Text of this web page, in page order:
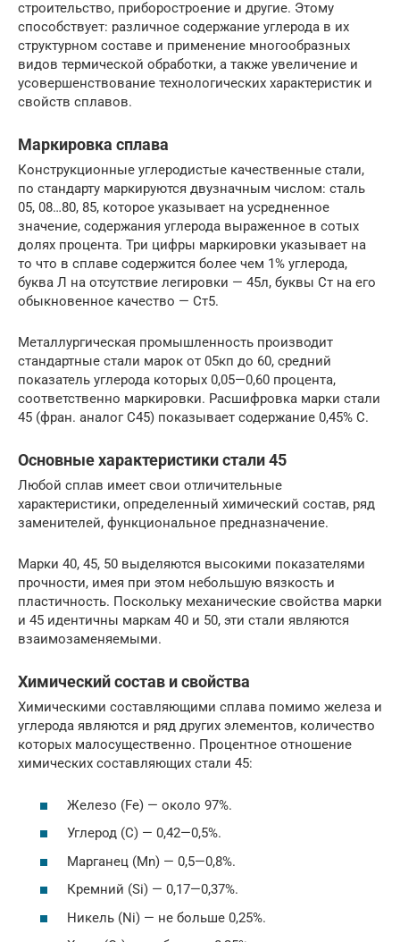
строительство, приборостроение и другие. Этому
способствует: различное содержание углерода в их
структурном составе и применение многообразных
видов термической обработки, а также увеличение и
усовершенствование технологических характеристик и
свойств сплавов.
Маркировка сплава
Конструкционные углеродистые качественные стали,
по стандарту маркируются двузначным числом: сталь
05, 08…80, 85, которое указывает на усредненное
значение, содержания углерода выраженное в сотых
долях процента. Три цифры маркировки указывает на
то что в сплаве содержится более чем 1% углерода,
буква Л на отсутствие легировки — 45л, буквы Ст на его
обыкновенное качество — Ст5.
Металлургическая промышленность производит
стандартные стали марок от 05кп до 60, средний
показатель углерода которых 0,05—0,60 процента,
соответственно маркировки. Расшифровка марки стали
45 (фран. аналог С45) показывает содержание 0,45% С.
Основные характеристики стали 45
Любой сплав имеет свои отличительные
характеристики, определенный химический состав, ряд
заменителей, функциональное предназначение.
Марки 40, 45, 50 выделяются высокими показателями
прочности, имея при этом небольшую вязкость и
пластичность. Поскольку механические свойства марки
и 45 идентичны маркам 40 и 50, эти стали являются
взаимозаменяемыми.
Химический состав и свойства
Химическими составляющими сплава помимо железа и
углерода являются и ряд других элементов, количество
которых малосущественно. Процентное отношение
химических составляющих стали 45:
Железо (Fe) — около 97%.
Углерод (C) — 0,42—0,5%.
Марганец (Mn) — 0,5—0,8%.
Кремний (Si) — 0,17—0,37%.
Никель (Ni) — не больше 0,25%.